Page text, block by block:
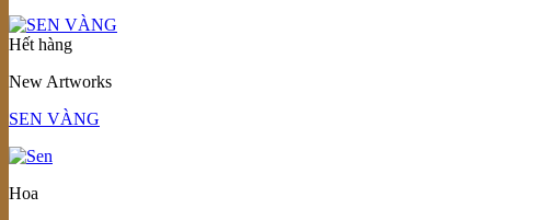
Hết hàng
New Artworks
SEN VÀNG
Hoa